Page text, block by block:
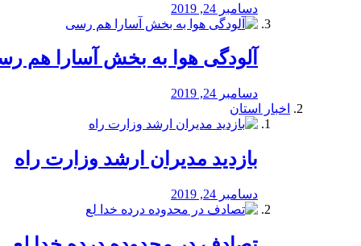
دسامبر 24, 2019
آلودگی هوا به بخش آسارا هم
دسامبر 24, 2019
اخبار استان
بازدید مدیران ارشد وزارت راه
دسامبر 24, 2019